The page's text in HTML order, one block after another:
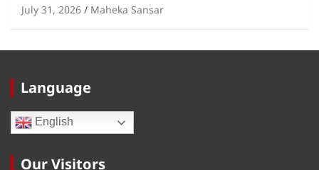
July 31, 2026 Maheka Sansar
Language
English
Our Visitors